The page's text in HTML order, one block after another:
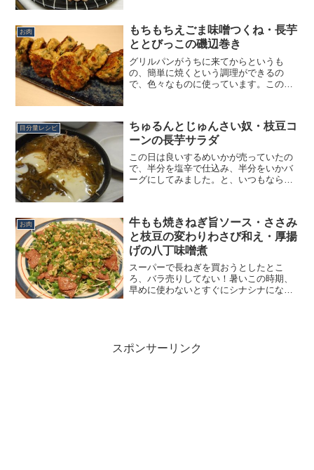
れそうですが、別に僕は...
お肉
もちもちえごま味噌つくね・長芋
ととびっこの磯辺巻き
グリルパンがうちに来てからというも
の、簡単に焼くという調理ができるの
で、色々なものに使っています。この日
も何かひと工夫してみたくなる...
目分量レシピ
ちゅるんとじゅんさい奴・枝豆コ
ーンの長芋サラダ
この日は良いするめいかが売っていたの
で、半分を塩辛で仕込み、半分をいかバ
ーグにしてみました。と、いつもならい
底ブログに出せるような代...
お肉
牛もも焼きねぎ旨ソース・ささみ
と枝豆の変わりわさび和え・厚揚
げの八丁味噌煮
スーパーで長ねぎを買おうとしたとこ
ろ、バラ売りしてない！暑いこの時期、
早めに使わないとすぐにシナシナになっ
スポンサーリンク